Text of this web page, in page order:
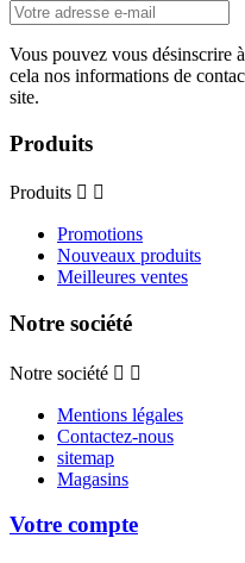
Vous pouvez vous désinscrire
cela nos informations de
site.
Produits
Produits  
Promotions
Nouveaux produits
Meilleures ventes
Notre société
Notre société  
Mentions légales
Contactez-nous
sitemap
Magasins
Votre compte